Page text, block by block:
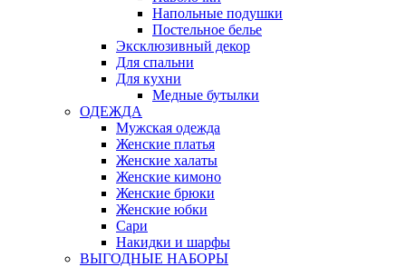
Напольные подушки
Постельное белье
Эксклюзивный декор
Для спальни
Для кухни
Медные бутылки
ОДЕЖДА
Мужская одежда
Женские платья
Женские халаты
Женские кимоно
Женские брюки
Женские юбки
Сари
Накидки и шарфы
ВЫГОДНЫЕ НАБОРЫ